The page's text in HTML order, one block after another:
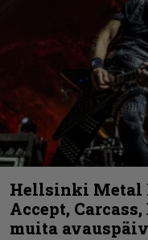
Hellsinki Metal
Accept,
muita